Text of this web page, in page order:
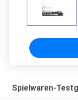
Spielwaren-